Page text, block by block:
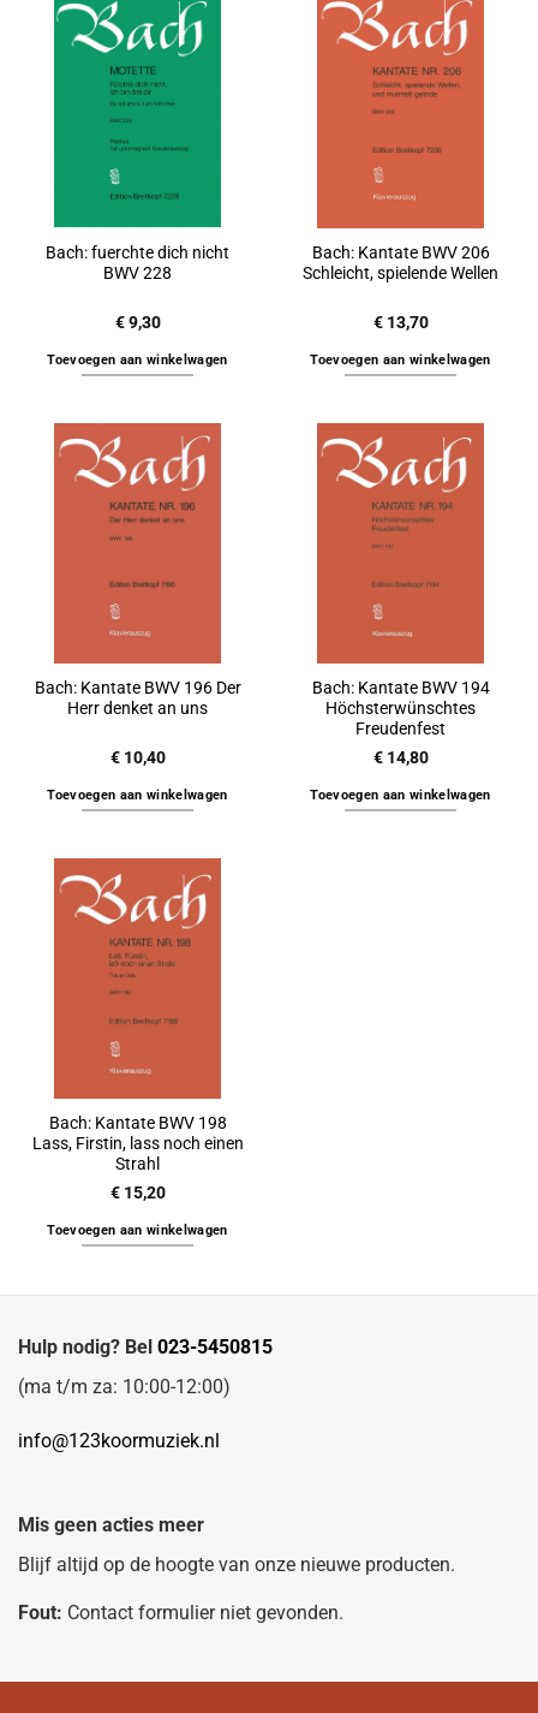
Bach: fuerchte dich nicht
BWV 228
€9,30
Toevoegen aan winkelwagen
Bach: Kantate BWV 206
Schleicht, spielende Wellen
€13,70
Toevoegen aan winkelwagen
Bach: Kantate BWV 196 Der
Herr denket an uns
€10,40
Toevoegen aan winkelwagen
Bach: Kantate BWV 194
Höchsterwünschtes
Freudenfest
€14,80
Toevoegen aan winkelwagen
Bach: Kantate BWV 198
Lass, Firstin, lass noch einen
Strahl
€15,20
Toevoegen aan winkelwagen
Hulp nodig? Bel 023-5450815
(ma t/m za: 10:00-12:00)
info@123koormuziek.nl
Mis geen acties meer
Blijf altijd op de hoogte van onze nieuwe producten.
Fout: Contact formulier niet gevonden.